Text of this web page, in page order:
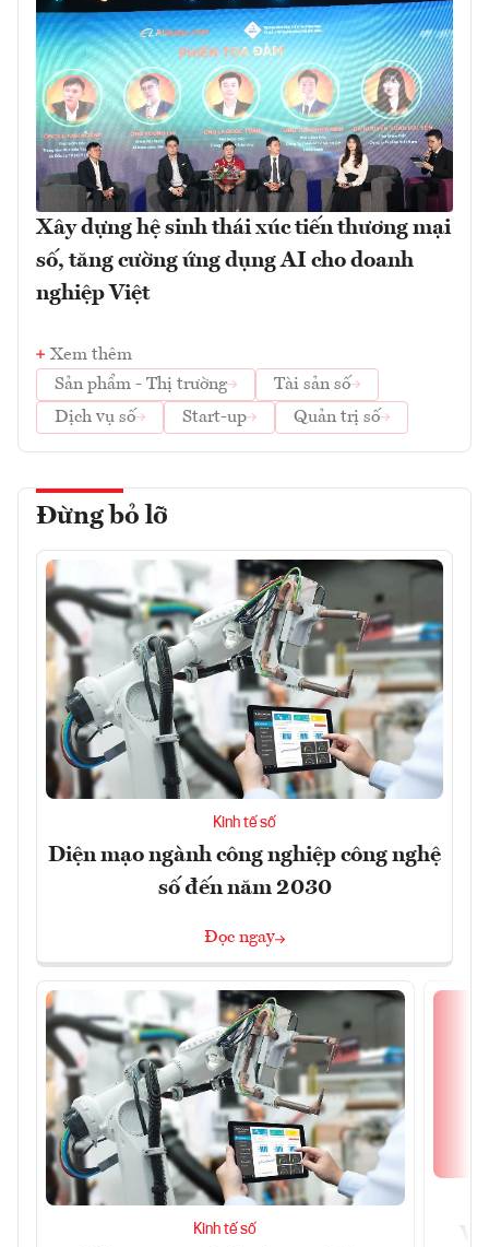
Xây dựng hệ sinh thái xúc tiến thương mại
số, tăng cường ứng dụng AI cho doanh
nghiệp Việt
Xem thêm
Sản phẩm - Thị trường
Tài sản số
Dịch vụ số
Start-up Quản trị số
Đừng bỏ lỡ
Kinh tế số
Diện mạo ngành công nghiệp công nghệ
số đến năm 2030
Đọc ngay
Kinh tế số